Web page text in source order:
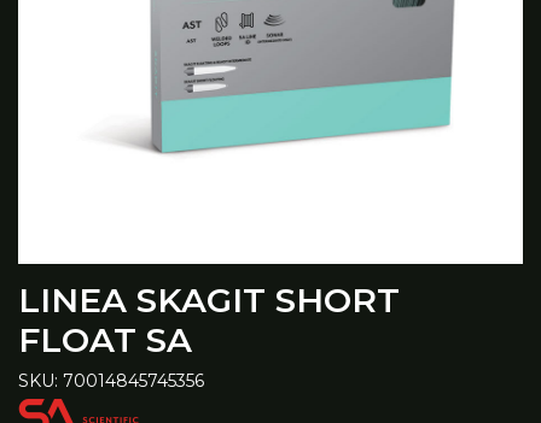
LINEA SKAGIT SHORT
FLOAT SA
SKU: 70014845745356